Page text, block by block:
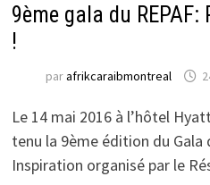
9ème gala du
!
parafrikcaraibmontreal
Le 14 mai 2016 à l’hôtel
tenu la 9ème édition du Gala
Inspiration organisé par le